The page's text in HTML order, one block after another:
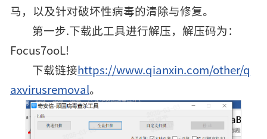
马，以及针对破坏性病毒的清除与修复。
第一步.下载此工具进行解压，解压码为：
Focus7ooL!
下载链接 https://www.qianxin.com/other/q
axvirusremoval 。